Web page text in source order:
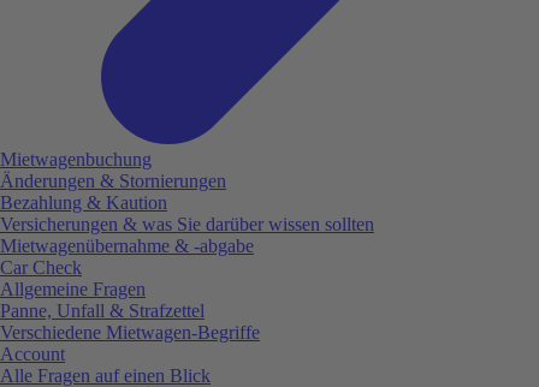
Mietwagenbuchung
Änderungen & Stornierungen
Bezahlung & Kaution
Versicherungen & was Sie darüber wissen sollten
Mietwagenübernahme & -abgabe
Car Check
Allgemeine Fragen
Panne, Unfall & Strafzettel
Verschiedene Mietwagen-Begriffe
Account
Alle Fragen auf einen Blick